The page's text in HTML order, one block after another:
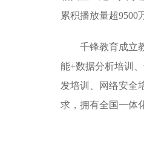
累积播放量超
千锋教育成立
能+数据分析培训
发培训、网络安全
求，拥有全国一体